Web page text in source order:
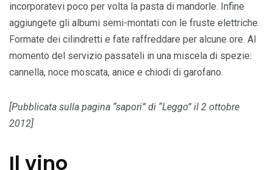
incorporatevi poco per volta la pasta di mandorle. Infine
aggiungete gli albumi semi-montati con le fruste elettriche.
Formate dei cilindretti e fate raffreddare per alcune ore. Al
momento del servizio passateli in una miscela di spezie:
cannella, noce moscata, anice e chiodi di garofano.
[Pubblicata sulla pagina “sapori” di “Leggo” il 2 ottobre
2012]
Il vino